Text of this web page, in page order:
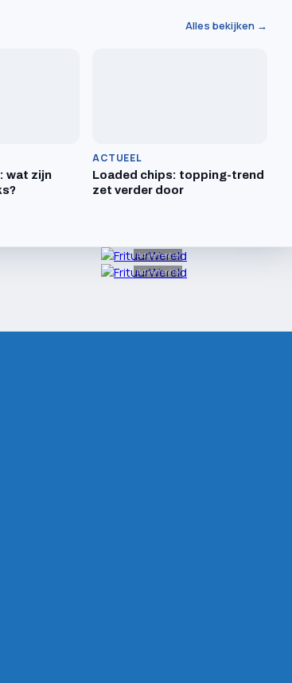
Alles bekijken →
wat zijn
ACTUEEL
Loaded chips: topping-trend
zet verder door
Advertentie
Advertentie